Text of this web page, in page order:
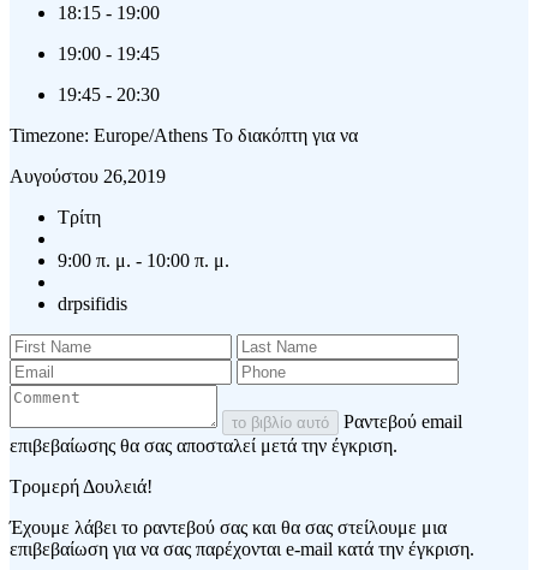
18:15 - 19:00
19:00 - 19:45
19:45 - 20:30
Timezone: Europe/Athens Το διακόπτη για να
Αυγούστου 26,2019
Τρίτη
9:00 π. μ. - 10:00 π. μ.
drpsifidis
το βιβλίο αυτό
Ραντεβού email
επιβεβαίωσης θα σας αποσταλεί μετά την έγκριση.
Τρομερή Δουλειά!
Έχουμε λάβει το ραντεβού σας και θα σας στείλουμε μια
επιβεβαίωση για να σας παρέχονται e-mail κατά την έγκριση.